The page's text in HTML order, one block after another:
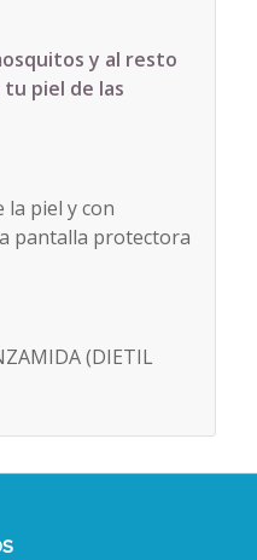
y al resto
piel de las
piel y con
pantalla protectora
(DIETIL